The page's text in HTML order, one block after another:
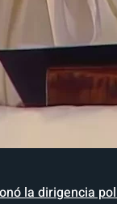
la dirigencia